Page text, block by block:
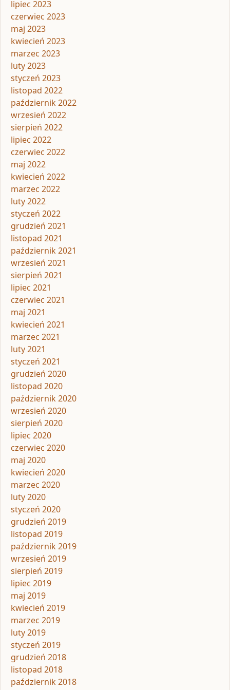
lipiec 2023
czerwiec 2023
maj 2023
kwiecień 2023
marzec 2023
luty 2023
styczeń 2023
listopad 2022
październik 2022
wrzesień 2022
sierpień 2022
lipiec 2022
czerwiec 2022
maj 2022
kwiecień 2022
marzec 2022
luty 2022
styczeń 2022
grudzień 2021
listopad 2021
październik 2021
wrzesień 2021
sierpień 2021
lipiec 2021
czerwiec 2021
maj 2021
kwiecień 2021
marzec 2021
luty 2021
styczeń 2021
grudzień 2020
listopad 2020
październik 2020
wrzesień 2020
sierpień 2020
lipiec 2020
czerwiec 2020
maj 2020
kwiecień 2020
marzec 2020
luty 2020
styczeń 2020
grudzień 2019
listopad 2019
październik 2019
wrzesień 2019
sierpień 2019
lipiec 2019
maj 2019
kwiecień 2019
marzec 2019
luty 2019
styczeń 2019
grudzień 2018
listopad 2018
październik 2018